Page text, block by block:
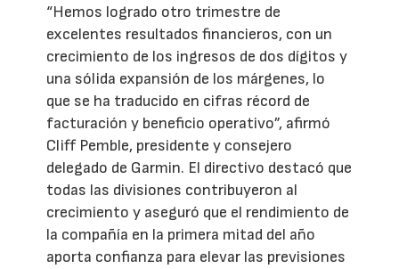
“Hemos logrado otro trimestre de
excelentes resultados financieros, con un
crecimiento de los ingresos de dos dígitos y
una sólida expansión de los márgenes, lo
que se ha traducido en cifras récord de
facturación y beneficio operativo”, afirmó
Cliff Pemble, presidente y consejero
delegado de Garmin. El directivo destacó que
todas las divisiones contribuyeron al
crecimiento y aseguró que el rendimiento de
la compañía en la primera mitad del año
aporta confianza para elevar las previsiones